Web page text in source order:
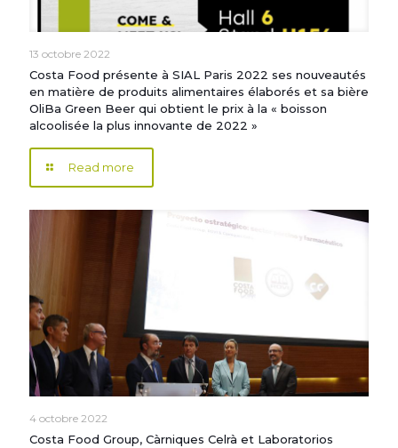
13 octobre 2022
Costa Food présente à SIAL Paris 2022 ses nouveautés
en matière de produits alimentaires élaborés et sa bière
OliBa Green Beer qui obtient le prix à la « boisson
alcoolisée la plus innovante de 2022 »
Read more
4 octobre 2022
Costa Food Group, Càrniques Celrà et Laboratorios